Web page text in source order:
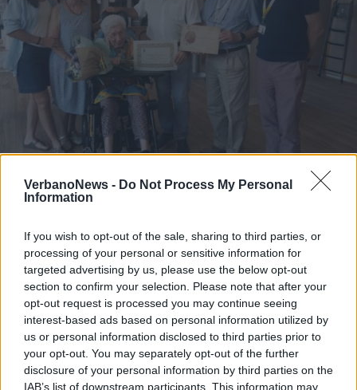
VerbanoNews - Do Not Process My Personal
Information
If you wish to opt-out of the sale, sharing to third parties, or
processing of your personal or sensitive information for
targeted advertising by us, please use the below opt-out
section to confirm your selection. Please note that after your
opt-out request is processed you may continue seeing
interest-based ads based on personal information utilized by
us or personal information disclosed to third parties prior to
your opt-out. You may separately opt-out of the further
disclosure of your personal information by third parties on the
IAB’s list of downstream participants. This information may
LUINO
Giuseppina Maspero: cento anni tra
scuola, famiglia e comunità